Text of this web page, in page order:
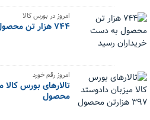
امروز در بورس کالا
۷۴۴ هزار تن محصول به دست خریداران رسید
امروز رقم خورد
محصول